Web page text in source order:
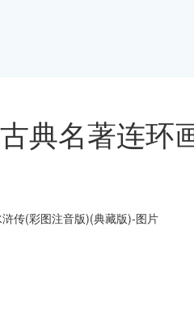
典名著连环